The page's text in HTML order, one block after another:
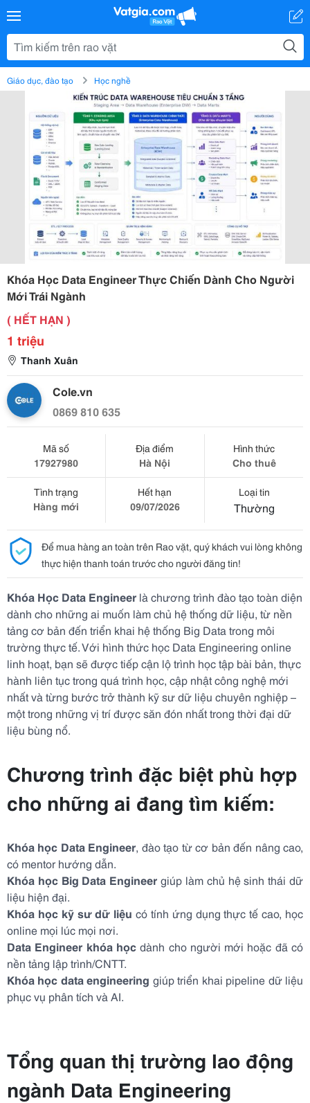
Giáo dục, đào tạo Học nghề
Khóa Học Data Engineer Thực Chiến Dành Cho Người
Mới Trái Ngành
( HẾT HẠN )
1 triệu
Thanh Xuân
Cole.vn
0869 810 635
Mã số
17927980
Địa điểm
Hà Nội
Hình thức
Cho thuê
Tình trạng
Hàng mới
Hết hạn
09/07/2026
Loại tin
Thường
Để mua hàng an toàn trên Rao vặt, quý khách vui lòng không
thực hiện thanh toán trước cho người đăng tin!
Khóa Học Data Engineer là chương trình đào tạo toàn diện
dành cho những ai muốn làm chủ hệ thống dữ liệu, từ nền
tảng cơ bản đến triển khai hệ thống Big Data trong môi
trường thực tế. Với hình thức học Data Engineering online
linh hoạt, bạn sẽ được tiếp cận lộ trình học tập bài bản, thực
hành liên tục trong quá trình học, cập nhật công nghệ mới
nhất và từng bước trở thành kỹ sư dữ liệu chuyên nghiệp –
một trong những vị trí được săn đón nhất trong thời đại dữ
liệu bùng nổ.
Chương trình đặc biệt phù hợp
cho những ai đang tìm kiếm:
Khóa học Data Engineer, đào tạo từ cơ bản đến nâng cao,
có mentor hướng dẫn.
Khóa học Big Data Engineer giúp làm chủ hệ sinh thái dữ
liệu hiện đại.
Khóa học kỹ sư dữ liệu có tính ứng dụng thực tế cao, học
online mọi lúc mọi nơi.
Data Engineer khóa họcdành cho người mới hoặc đã có
nền tảng lập trình/CNTT.
Khóa học data engineering giúp triển khai pipeline dữ liệu
phục vụ phân tích và AI.
Tổng quan thị trường lao động
ngành Data Engineering